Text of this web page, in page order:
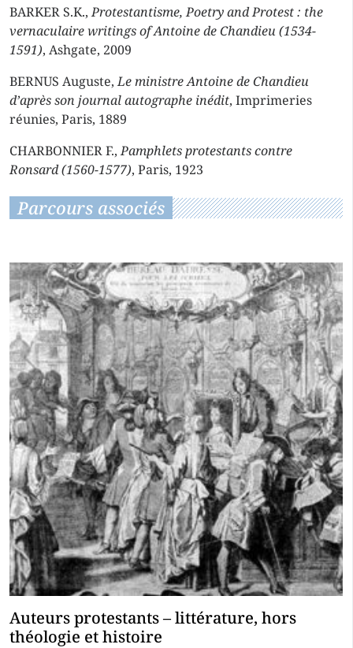
BARKER S.K.,Protestantisme, Poetry and Protest : the
vernaculaire writings of Antoine de Chandieu (1534-
1591), Ashgate, 2009
BERNUS Auguste,Le ministre Antoine de Chandieu
d’après son journal autographe inédit, Imprimeries
réunies, Paris, 1889
CHARBONNIER F.,Pamphlets protestants contre
Ronsard (1560-1577), Paris, 1923
Parcours associés
Auteurs protestants – littérature, hors
théologie et histoire